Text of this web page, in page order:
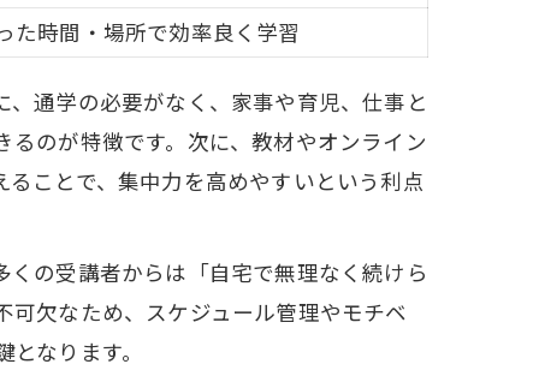
た時間・場所で効率良く学習
通学の必要がなく、家事や育児、仕事と
のが特徴です。次に、教材やオンライン
ことで、集中力を高めやすいという利点
の受講者からは「自宅で無理なく続けら
欠なため、スケジュール管理やモチベ
なります。